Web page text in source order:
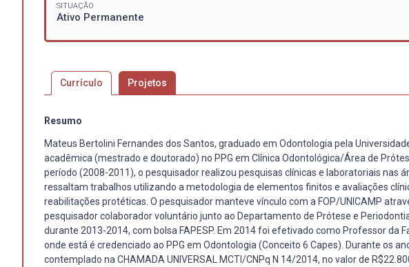
SITUAÇÃO
Ativo Permanente
Currículo Projetos
Resumo
Mateus Bertolini Fernandes dos Santos, graduado em Odontologia pela
acadêmica (mestrado e doutorado) no PPG em Clínica Odontológica/Área de
período (2008-2011), o pesquisador realizou pesquisas clínicas e laboratoriais nas
ressaltam trabalhos utilizando a metodologia de elementos finitos e avaliações
reabilitações protéticas. O pesquisador manteve vínculo com a FOP/UNICAMP
pesquisador colaborador voluntário junto ao Departamento de Prótese e
durante 2013-2014, com bolsa FAPESP. Em 2014 foi efetivado como Professor da
onde está é credenciado ao PPG em Odontologia (Conceito 6 Capes). Durante os
contemplado na CHAMADA UNIVERSAL MCTI/CNPq N 14/2014, no valor de